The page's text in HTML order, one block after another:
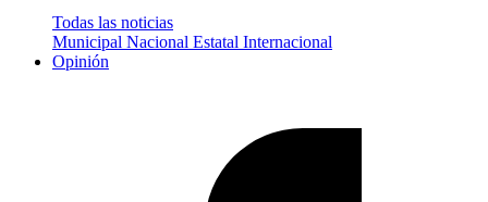
Todas las noticias
Municipal Nacional Estatal Internacional
Opinión